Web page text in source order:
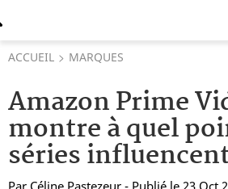
ACCUEIL MARQUES
Amazon Prime
montre à quel
séries
Par Céline Pastezeur - Publié le 23 Oct